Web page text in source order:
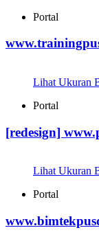
Portal
Lihat Ukuran
Portal
[redesign]
Lihat Ukuran
Portal